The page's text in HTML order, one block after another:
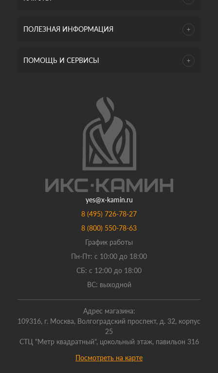
ПОЛЕЗНАЯ ИНФОРМАЦИЯ
ПОМОЩЬ И СЕРВИСЫ
yes@x-kamin.ru
8 (495) 726-78-27
8 (800) 550-78-63
График работы
Пн-Пт: с 10:00 до 18:00
СБ: с 12:00 до 18:00
ВС: выходной
Адрес магазина:
109316, г. Москва, Волгоградский проспект, д. 32, корпус
25
СТЦ "Метр квадратный", цокольный этаж, павильон 316
Посмотреть на карте